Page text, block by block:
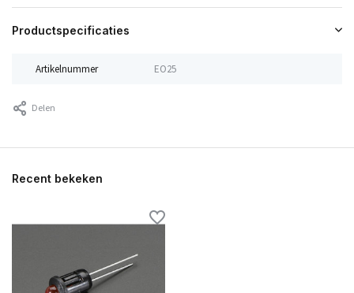
Productspecificaties
Artikelnummer EO25
Delen
Recent bekeken